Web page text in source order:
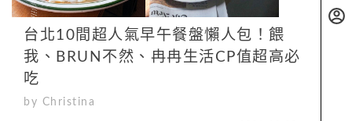
台北10間超人氣早午餐盤懶人包！餵
我、BRUN不然、冉冉生活CP值超高必
吃
by Christina